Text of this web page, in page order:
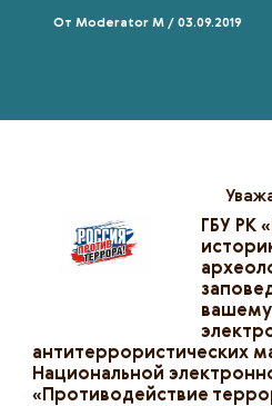
От Moderator M / 03.09.2019
ГБУ РК
антитеррористических
Национальной
«Противодействие